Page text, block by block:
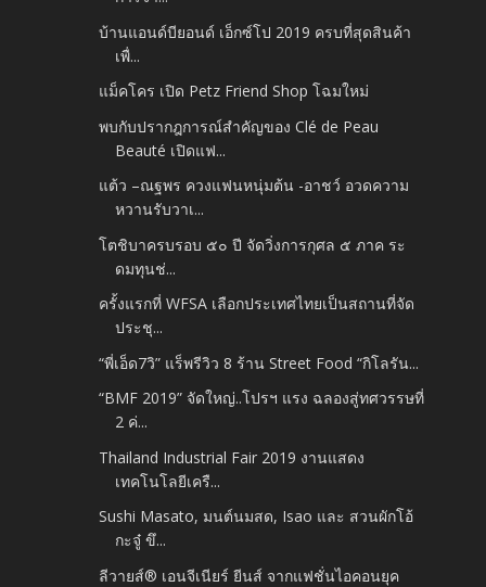
บ้านแอนด์บียอนด์ เอ็กซ์โป 2019 ครบที่สุดสินค้า
เพื่...
แม็คโคร เปิด Petz Friend Shop โฉมใหม่
พบกับปรากฎการณ์สำคัญของ Clé de Peau
Beauté เปิดแฟ...
แต้ว –ณฐพร ควงแฟนหนุ่มต้น -อาชว์ อวดความ
หวานรับวาเ...
โตชิบาครบรอบ ๕๐ ปี จัดวิ่งการกุศล ๕ ภาค ระ
ดมทุนช่...
ครั้งแรกที่ WFSA เลือกประเทศไทยเป็นสถานที่จัด
ประชุ...
“พี่เอ็ด7วิ” แร็พรีวิว 8 ร้าน Street Food “กิโลรัน...
“BMF 2019” จัดใหญ่..โปรฯ แรง ฉลองสู่ทศวรรษที่
2 ค่...
Thailand Industrial Fair 2019 งานแสดง
เทคโนโลยีเครื...
Sushi Masato, มนต์นมสด, Isao และ สวนผักโอ้
กะจู๋ ขึ...
ลีวายส์® เอนจีเนียร์ ยีนส์ จากแฟชั่นไอคอนยุค